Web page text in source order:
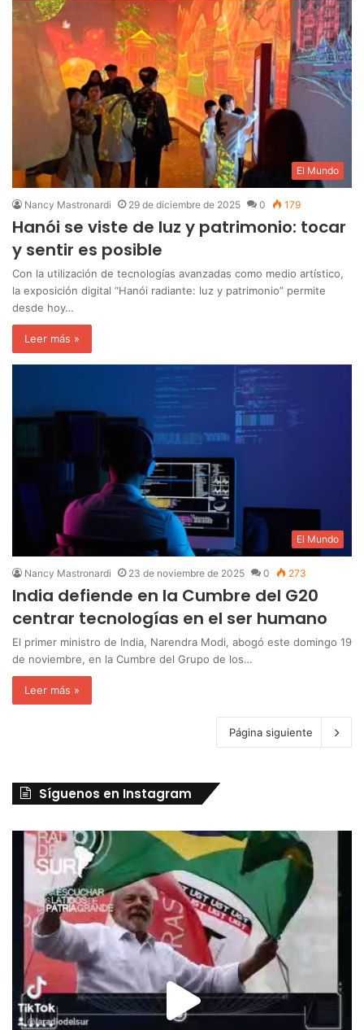
El Mundo
Nancy Mastronardi 29 de diciembre de 2025 0 179
Hanói se viste de luz y patrimonio: tocar
y sentir es posible
Con la utilización de tecnologías avanzadas como medio artístico,
la exposición digital “Hanói radiante: luz y patrimonio” permite
desde hoy…
Leer más »
El Mundo
Nancy Mastronardi 23 de noviembre de 2025 0 273
India defiende en la Cumbre del G20
centrar tecnologías en el ser humano
El primer ministro de India, Narendra Modi, abogó este domingo 19
de noviembre, en la Cumbre del Grupo de los…
Leer más »
Página siguiente
Síguenos en Instagram